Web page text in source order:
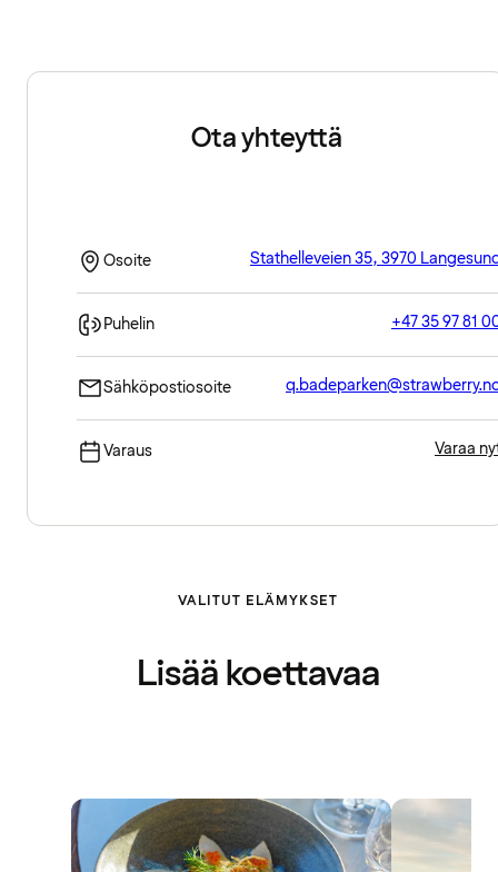
Ota yhteyttä
Osoite Stathelleveien 35, 3970
Puhelin +47 35 97 81
Sähköpostiosoite
Varaus Varaa
VALITUT ELÄMYKSET
Lisää koettavaa